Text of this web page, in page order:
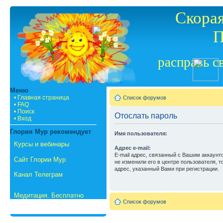
расправь
Меню
• Главная страница
• FAQ
• Поиск
• Вход
Глория Мур рекомендует
Курсы и вебинары
Сайт Глории Мур
Канал Телеграм
Медитация. Бесплатно
Список форумов
Отослать пароль
Имя пользователя:
Адрес e-mail:
E-mail адрес, связанный с Вашим
не изменили его в центре пользователя,
адрес, указанный Вами при регистрации.
Список форумов